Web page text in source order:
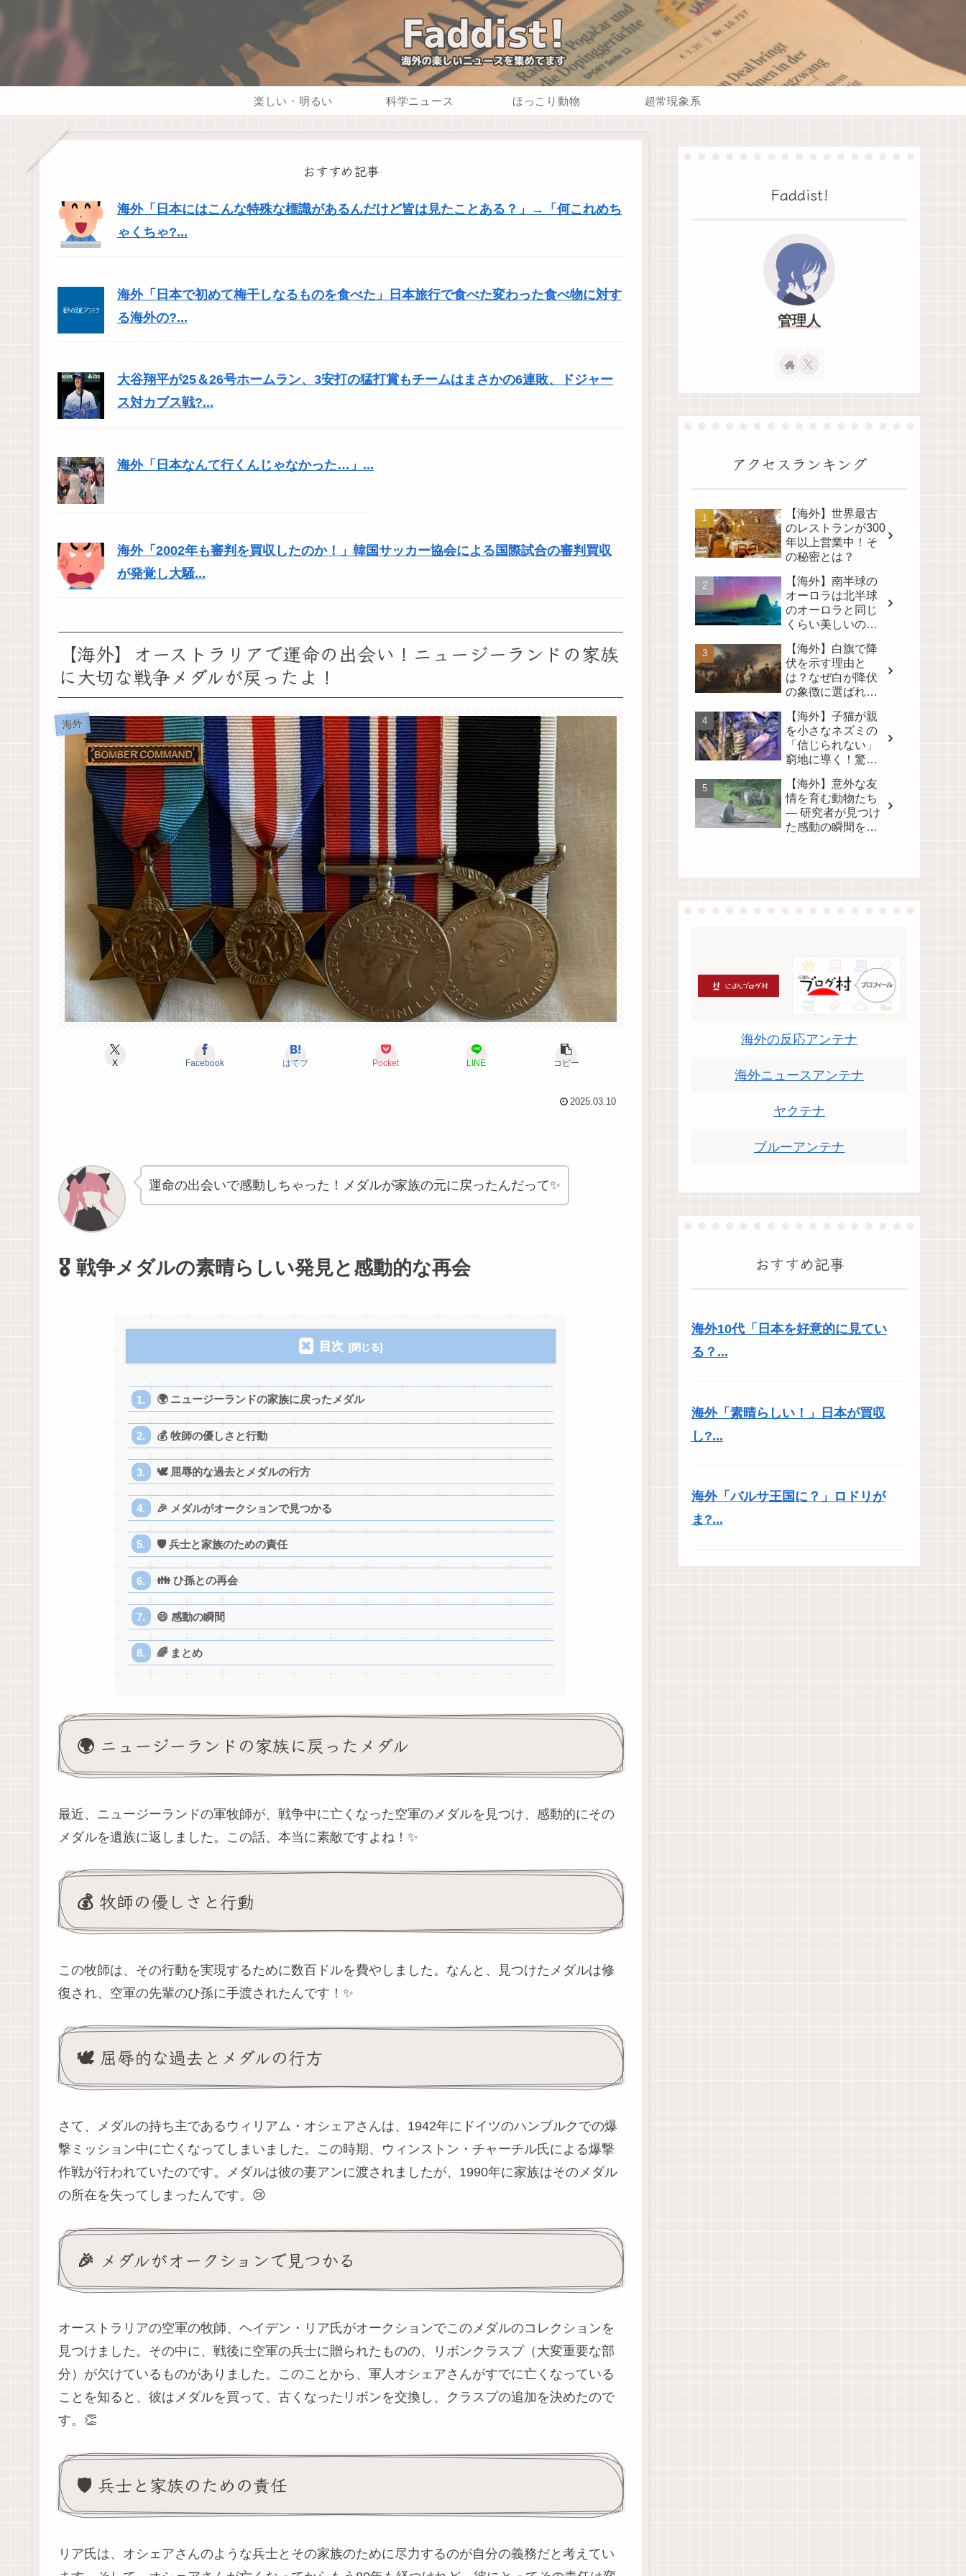
楽しい・明るい 科学ニュース ほっこり動物 超常現象系
おすすめ記事
海外「日本にはこんな特殊な標識があるんだけど皆は見たことある？」→「何これめち
ゃくちゃ?...
海外「日本で初めて梅干しなるものを食べた」日本旅行で食べた変わった食べ物に対す
る海外の?...
大谷翔平が25＆26号ホームラン、3安打の猛打賞もチームはまさかの6連敗、ドジャー
ス対カブス戦?...
海外「日本なんて行くんじゃなかった…」...
海外「2002年も審判を買収したのか！」韓国サッカー協会による国際試合の審判買収
が発覚し大騒...
【海外】オーストラリアで運命の出会い！ニュージーランドの家族
に大切な戦争メダルが戻ったよ！
海外
X Facebook はてブ Pocket LINE コピー
2025.03.10
運命の出会いで感動しちゃった！メダルが家族の元に戻ったんだって✨
🎖️ 戦争メダルの素晴らしい発見と感動的な再会
目次
🌍 ニュージーランドの家族に戻ったメダル
💰 牧師の優しさと行動
🕊️ 屈辱的な過去とメダルの行方
🎉 メダルがオークションで見つかる
🛡️ 兵士と家族のための責任
👪 ひ孫との再会
😄 感動の瞬間
🌈 まとめ
🌍 ニュージーランドの家族に戻ったメダル
最近、ニュージーランドの軍牧師が、戦争中に亡くなった空軍のメダルを見つけ、感動的にその
メダルを遺族に返しました。この話、本当に素敵ですよね！✨
💰 牧師の優しさと行動
この牧師は、その行動を実現するために数百ドルを費やしました。なんと、見つけたメダルは修
復され、空軍の先輩のひ孫に手渡されたんです！✨
🕊️ 屈辱的な過去とメダルの行方
さて、メダルの持ち主であるウィリアム・オシェアさんは、1942年にドイツのハンブルクでの爆
撃ミッション中に亡くなってしまいました。この時期、ウィンストン・チャーチル氏による爆撃
作戦が行われていたのです。メダルは彼の妻アンに渡されましたが、1990年に家族はそのメダル
の所在を失ってしまったんです。😢
🎉 メダルがオークションで見つかる
オーストラリアの空軍の牧師、ヘイデン・リア氏がオークションでこのメダルのコレクションを
見つけました。その中に、戦後に空軍の兵士に贈られたものの、リボンクラスプ（大変重要な部
分）が欠けているものがありました。このことから、軍人オシェアさんがすでに亡くなっている
ことを知ると、彼はメダルを買って、古くなったリボンを交換し、クラスプの追加を決めたので
す。👏
🛡️ 兵士と家族のための責任
リア氏は、オシェアさんのような兵士とその家族のために尽力するのが自分の義務だと考えてい
Faddist!
管理人
アクセスランキング
【海外】世界最古
のレストランが300
年以上営業中！そ
の秘密とは？
【海外】南半球の
オーロラは北半球
のオーロラと同じ
くらい美しいの
る！
【海外】白旗で降
伏を示す理由と
は？なぜ白が降伏
の象徴に選ばれた
【海外】子猫が親
を小さなネズミの
「信じられない」
窮地に導く！驚き
【海外】意外な友
情を育む動物たち
— 研究者が見つけ
た感動の瞬間を映
海外の反応アンテナ
海外ニュースアンテナ
ヤクテナ
ブルーアンテナ
おすすめ記事
海外10代「日本を好意的に見てい
る？...
海外「素晴らしい！」日本が買収
し?...
海外「バルサ王国に？」ロドリが
ま?...